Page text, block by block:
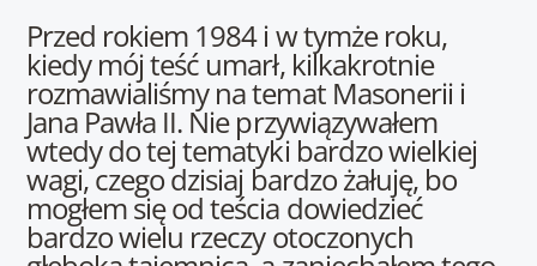
Przed rokiem 1984 i w tymże roku,
kiedy mój teść umarł, kilkakrotnie
rozmawialiśmy na temat Masonerii i
Jana Pawła II. Nie przywiązywałem
wtedy do tej tematyki bardzo wielkiej
wagi, czego dzisiaj bardzo żałuję, bo
mogłem się od teścia dowiedzieć
bardzo wielu rzeczy otoczonych